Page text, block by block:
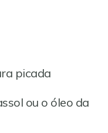
picada
ou o óleo da